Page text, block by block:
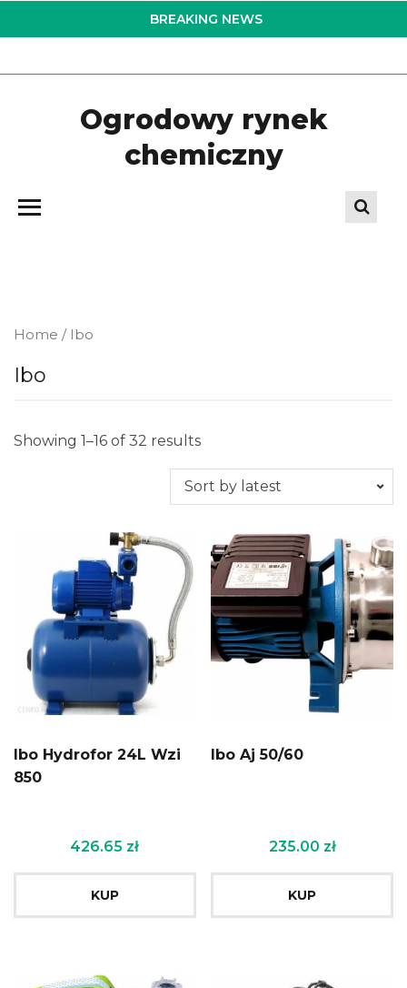
to
BREAKING NEWS
Ogrodowy rynek
chemiczny
Home / Ibo
Ibo
Showing 1–16 of 32 results
Ibo Hydrofor 24L Wzi
850
426.65 zł
KUP
Ibo Aj 50/60
235.00 zł
KUP